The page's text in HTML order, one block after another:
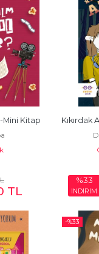
Mini Kitap
TL
Kıkırdak
%33
İNDİRİM
-%33